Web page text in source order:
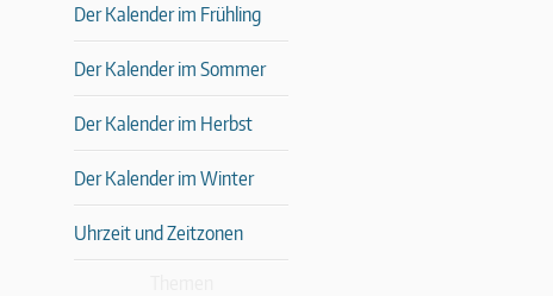
Der Kalender im Frühling
Der Kalender im Sommer
Der Kalender im Herbst
Der Kalender im Winter
Uhrzeit und Zeitzonen